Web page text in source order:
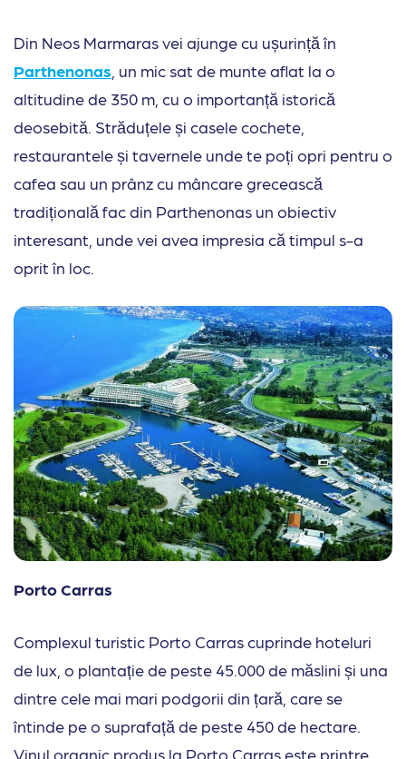
Din Neos Marmaras vei ajunge cu ușurință în
Parthenonas , un mic sat de munte aflat la o
altitudine de 350 m, cu o importanță istorică
deosebită. Străduțele și casele cochete,
restaurantele și tavernele unde te poți opri pentru o
cafea sau un prânz cu mâncare grecească
tradițională fac din Parthenonas un obiectiv
interesant, unde vei avea impresia că timpul s-a
oprit în loc.
Porto Carras
Complexul turistic Porto Carras cuprinde hoteluri
de lux, o plantație de peste 45.000 de măslini și una
dintre cele mai mari podgorii din țară, care se
întinde pe o suprafață de peste 450 de hectare.
Vinul organic produs la Porto Carras este printre